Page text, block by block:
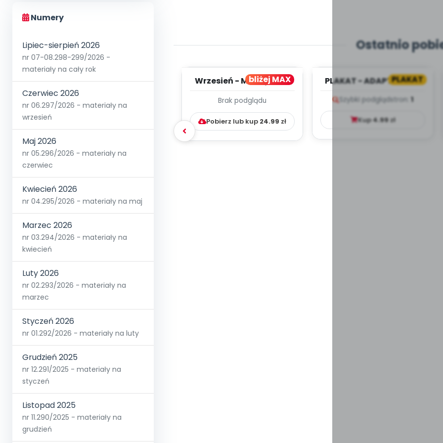
Numery
Lipiec-sierpień 2026
nr 07-08.298-299/2026 -
materiały na cały rok
Czerwiec 2026
nr 06.297/2026 - materiały na
wrzesień
Maj 2026
nr 05.296/2026 - materiały na
czerwiec
Kwiecień 2026
nr 04.295/2026 - materiały na maj
Marzec 2026
nr 03.294/2026 - materiały na
kwiecień
Luty 2026
nr 02.293/2026 - materiały na
marzec
Styczeń 2026
nr 01.292/2026 - materiały na luty
Grudzień 2025
nr 12.291/2025 - materiały na
styczeń
Listopad 2025
nr 11.290/2025 - materiały na
grudzień
Ostatnio
bliżej MAX
Wrzesień - MIESIĘCZNY
WYCHOWAWCZO –
DYDAKTYC...
Brak podglądu
Pobierz lub kup 24.99 zł
PLAKAT
PLAKAT - ADAPTACJA -
Szybki podgląd stron: 1
Kup4.99zł